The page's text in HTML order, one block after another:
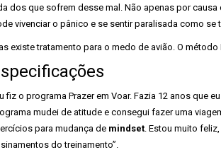
dos que sofrem desse mal. Não apenas por
vivenciar o pânico e se sentir paralisada como se
existe tratamento para o medo de avião. O
fiz o programa Prazer em Voar. Fazia 12 anos que
mudei de atitude e consegui fazer uma
para mudança de mindset. Estou muito
do treinamento”.